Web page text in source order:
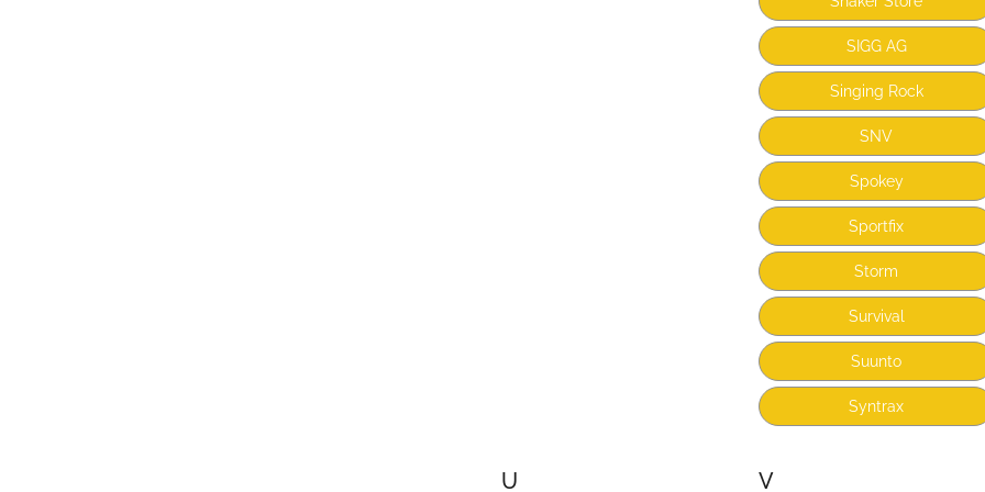
SIGG AG
Singing Rock
SNV
Spokey
Sportfix
Storm
Survival
Suunto
Syntrax
U V